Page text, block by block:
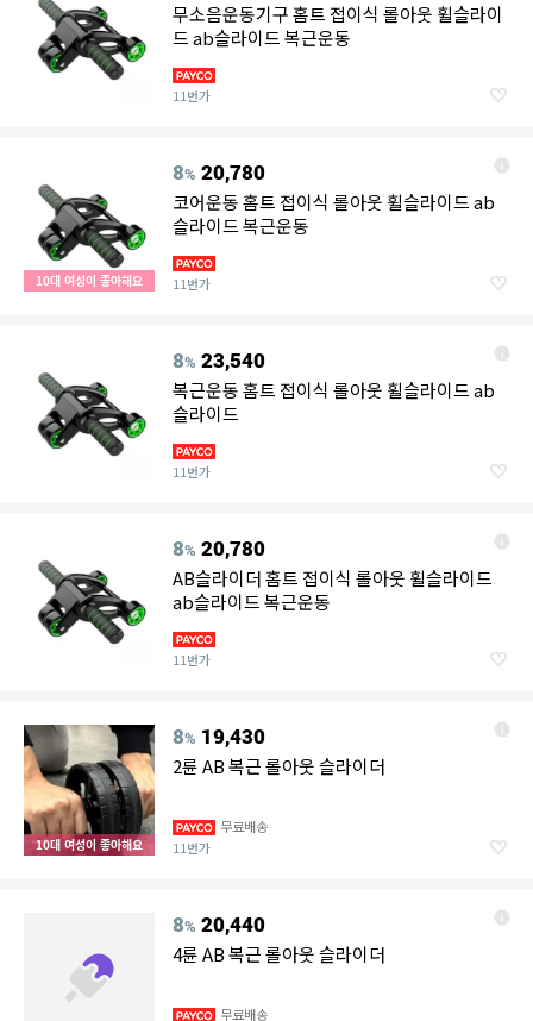
무소음운동기구 홈트 접이식 롤아웃 휠슬라이
드 ab슬라이드 복근운동
11번가
10대 여성이 좋아해요
8% 20,780
코어운동 홈트 접이식 롤아웃 휠슬라이드 ab
슬라이드 복근운동
11번가
8% 23,540
복근운동 홈트 접이식 롤아웃 휠슬라이드 ab
슬라이드
11번가
8% 20,780
AB슬라이더 홈트 접이식 롤아웃 휠슬라이드
ab슬라이드 복근운동
11번가
10대 여성이 좋아해요
8% 19,430
2륜 AB 복근 롤아웃 슬라이더
무료배송
11번가
8% 20,440
4륜 AB 복근 롤아웃 슬라이더
무료배송